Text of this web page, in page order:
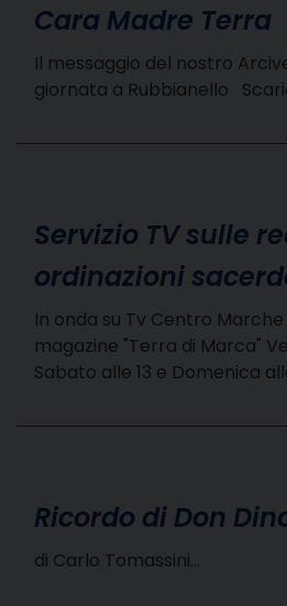
Cara Madre Terra
Il messaggio del nostro
giornata a Rubbianello
Servizio TV sulle
ordinazioni
In onda su Tv Centro
magazine "Terra di Marca"
Sabato alle 13 e Domenica
Ricordo di Don
di Carlo Tomassini…